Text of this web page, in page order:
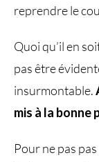
reprendre le
Quoi qu’il en
pas être
insurmontable.
mis à la bonne
Pour ne pas